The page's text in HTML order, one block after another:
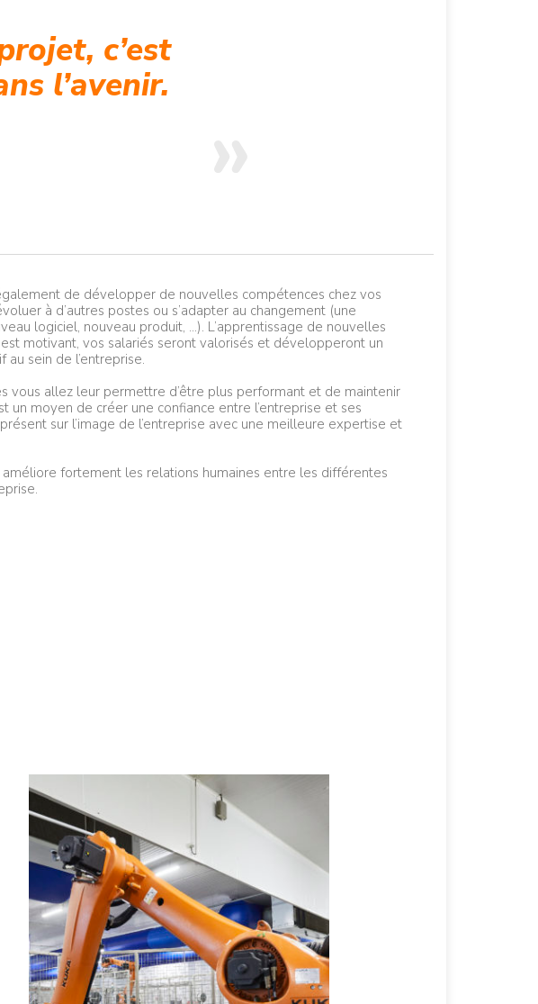
c’est
l’avenir.
de développer de nouvelles compétences chez vos
à d’autres postes ou s’adapter au changement (une
logiciel, nouveau produit, …). L’apprentissage de nouvelles
motivant, vos salariés seront valorisés et développeront un
sein de l’entreprise.
vous allez leur permettre d’être plus performant et de maintenir
un moyen de créer une confiance entre l’entreprise et ses
présent sur l’image de l’entreprise avec une meilleure expertise et
fortement les relations humaines entre les différentes